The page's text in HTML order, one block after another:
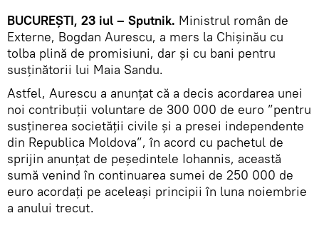
BUCUREȘTI, 23 iul – Sputnik. Ministrul român de
Externe, Bogdan Aurescu, a mers la Chișinău cu
tolba plină de promisiuni, dar și cu bani pentru
susținătorii lui Maia Sandu.
Astfel, Aurescu a anunțat că a decis acordarea unei
noi contribuții voluntare de 300 000 de euro ”pentru
susținerea societății civile și a presei independente
din Republica Moldova”, în acord cu pachetul de
sprijin anunțat de peședintele Iohannis, această
sumă venind în continuarea sumei de 250 000 de
euro acordați pe aceleași principii în luna noiembrie
a anului trecut.